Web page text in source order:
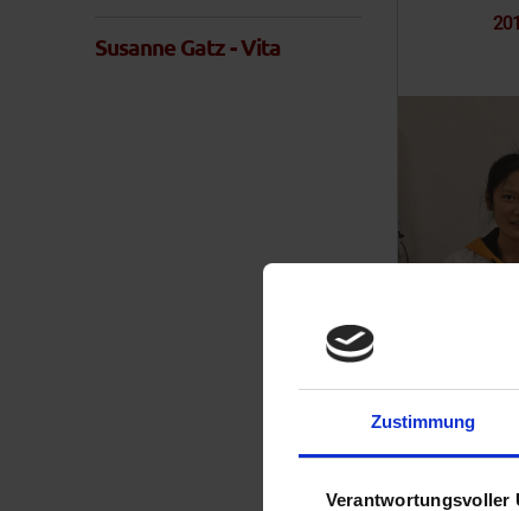
Zustimmung
Verantwortungsvoller
Susanne Gatz - Vita